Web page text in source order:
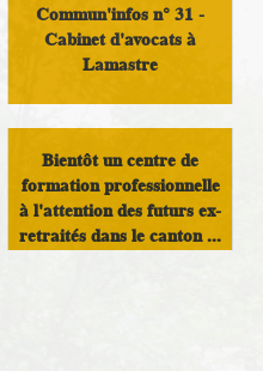
Commun'infos n° 31 -
Cabinet d'avocats à
Lamastre
Bientôt un centre de
formation professionnelle
à l'attention des futurs ex-
retraités dans le canton ...